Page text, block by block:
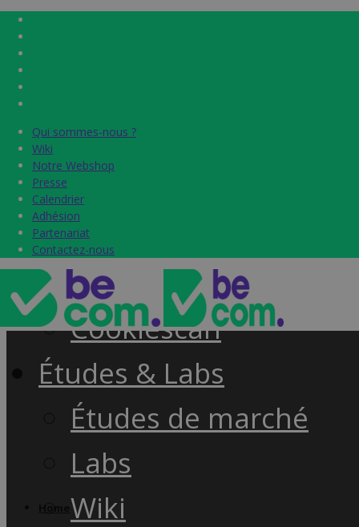
Qui sommes-nous ?
Wiki
Notre Webshop
Presse
Calendrier
Adhésion
Partenariat
Contactez-nous
Qui sommes-nous ?
Wiki
Notre Webshop
Presse
Calendrier
Adhésion
Partenariat
Contactez-nous
Home
Label & audits
Becom Trustmark
Security Scan
Cookiescan
Études & Labs
Études de marché
Labs
Wiki